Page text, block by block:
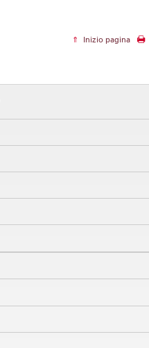
Inizio pagina